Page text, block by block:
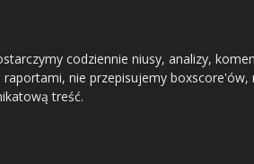
codziennie niusy, analizy,
nie przepisujemy boxscore'ów,
treść.